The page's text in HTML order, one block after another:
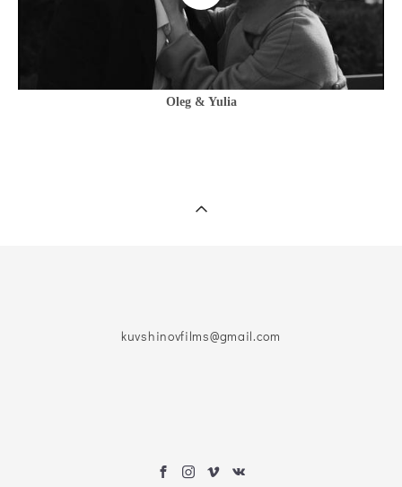
Oleg & Yulia
kuvshinovfilms@gmail.com